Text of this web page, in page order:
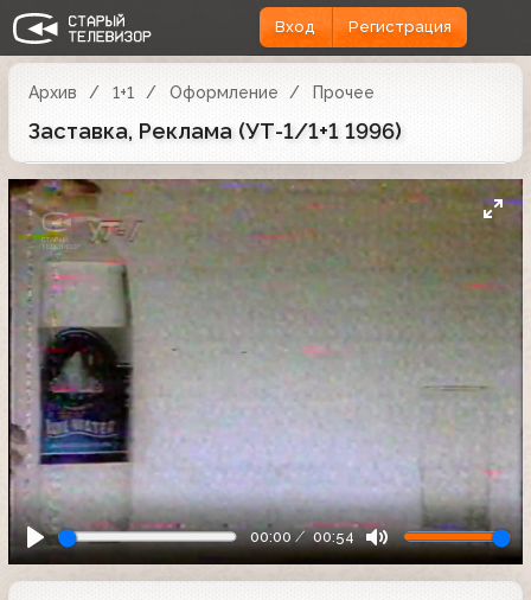
Вход Регистрация
Архив 1+1 Оформление Прочее
Заставка, Реклама (УТ-1/1+1 1996)
00:00 00:54